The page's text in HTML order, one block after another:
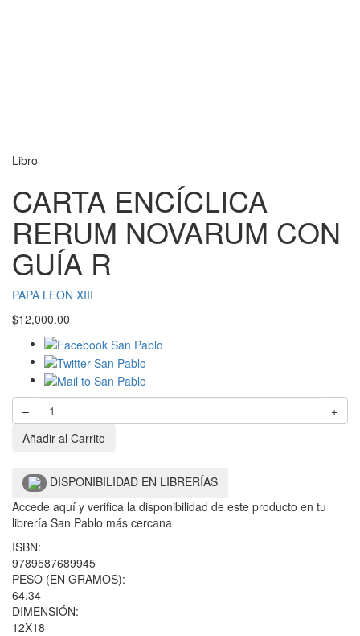
Libro
CARTA ENCÍCLICA
RERUM NOVARUM CON
GUÍA R
PAPA LEON XIII
$12,000.00
–
+
Añadir al Carrito
DISPONIBILIDAD EN LIBRERÍAS
Accede aquí y verifica la disponibilidad de este producto en tu
librería San Pablo más cercana
ISBN:
9789587689945
PESO (EN GRAMOS):
64.34
DIMENSIÓN:
12X18